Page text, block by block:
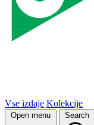
Vse izdaje Kolekcije
Open menu Search